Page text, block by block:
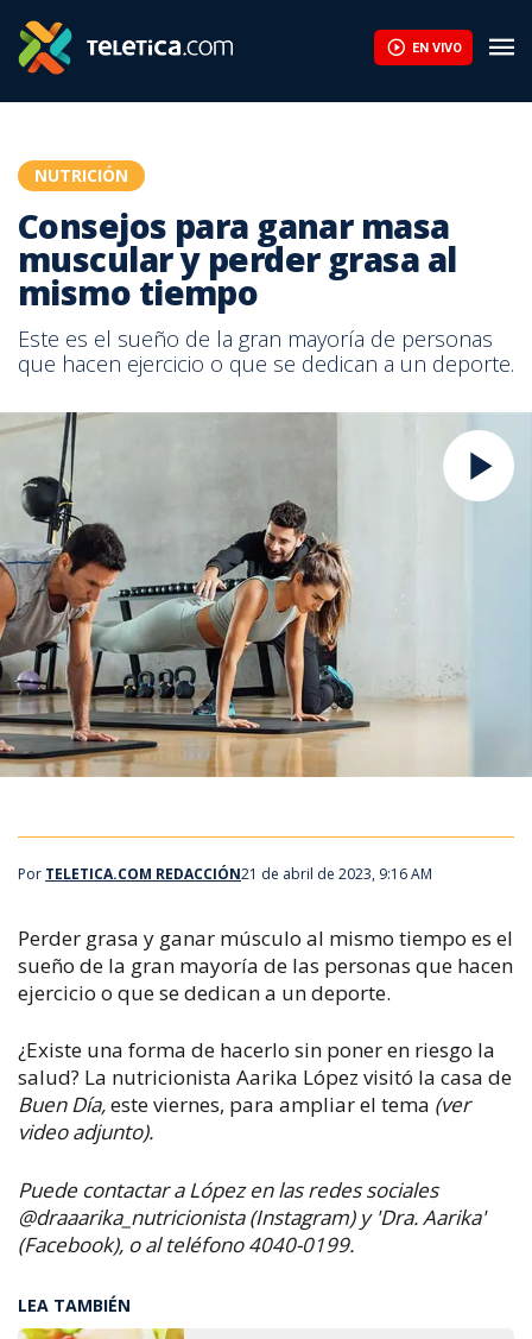
EN VIVO
NUTRICIÓN
Consejos para ganar masa
muscular y perder grasa al
mismo tiempo
Este es el sueño de la gran mayoría de personas
que hacen ejercicio o que se dedican a un deporte.
Por TELETICA.COM REDACCIÓN21 de abril de 2023, 9:16 AM
Perder grasa y ganar músculo al mismo tiempo es el
sueño de la gran mayoría de las personas que hacen
ejercicio o que se dedican a un deporte.
¿Existe una forma de hacerlo sin poner en riesgo la
salud? La nutricionista Aarika López visitó la casa de
Buen Día,este viernes, para ampliar el tema (ver
video adjunto).
Puede contactar a López en las redes sociales
@draaarika_nutricionista (Instagram) y 'Dra. Aarika'
(Facebook), o al teléfono 4040-0199.
LEA TAMBIÉN